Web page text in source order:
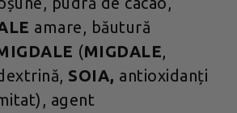
amare, băutură
(MIGDALE,
SOIA, antioxidanți
agent